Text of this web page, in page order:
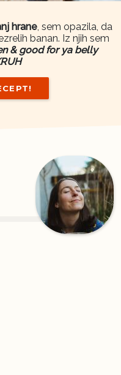
hrane, sem opazila, da
banan. Iz njih sem
& good for ya belly